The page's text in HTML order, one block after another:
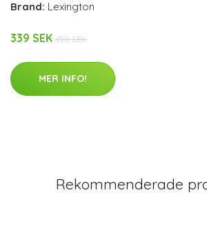
Brand: Lexington
339 SEK 450 SEK
MER INFO!
Rekommenderade